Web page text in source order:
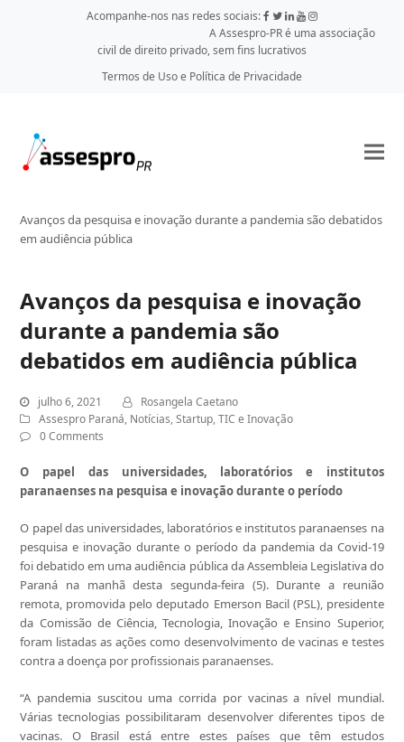
Acompanhe-nos nas redes sociais:
A Assespro-PR é uma associação
civil de direito privado, sem fins lucrativos
Termos de Uso e Política de Privacidade
Avanços da pesquisa e inovação durante a pandemia são debatidos
em audiência pública
Avanços da pesquisa e inovação
durante a pandemia são
debatidos em audiência pública
julho 6, 2021
Rosangela Caetano
Assespro Paraná, Notícias,Startup,TIC e Inovação
0 Comments
O papel das universidades, laboratórios e institutos
paranaenses na pesquisa e inovação durante o período
O papel das universidades, laboratórios e institutos paranaenses na
pesquisa e inovação durante o período da pandemia da Covid-19
foi debatido em uma audiência pública da Assembleia Legislativa do
Paraná na manhã desta segunda-feira (5). Durante a reunião
remota, promovida pelo deputado Emerson Bacil (PSL), presidente
da Comissão de Ciência, Tecnologia, Inovação e Ensino Superior,
foram listadas as ações como desenvolvimento de vacinas e testes
contra a doença por profissionais paranaenses.
“A pandemia suscitou uma corrida por vacinas a nível mundial.
Várias tecnologias possibilitaram desenvolver diferentes tipos de
vacinas. O Brasil está entre estes países que têm estudos